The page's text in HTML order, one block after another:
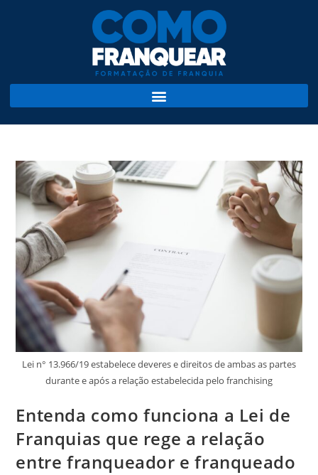
Lei n° 13.966/19 estabelece deveres e direitos de ambas as partes
durante e após a relação estabelecida pelo franchising
Entenda como funciona a Lei de
Franquias que rege a relação
entre franqueador e franqueado